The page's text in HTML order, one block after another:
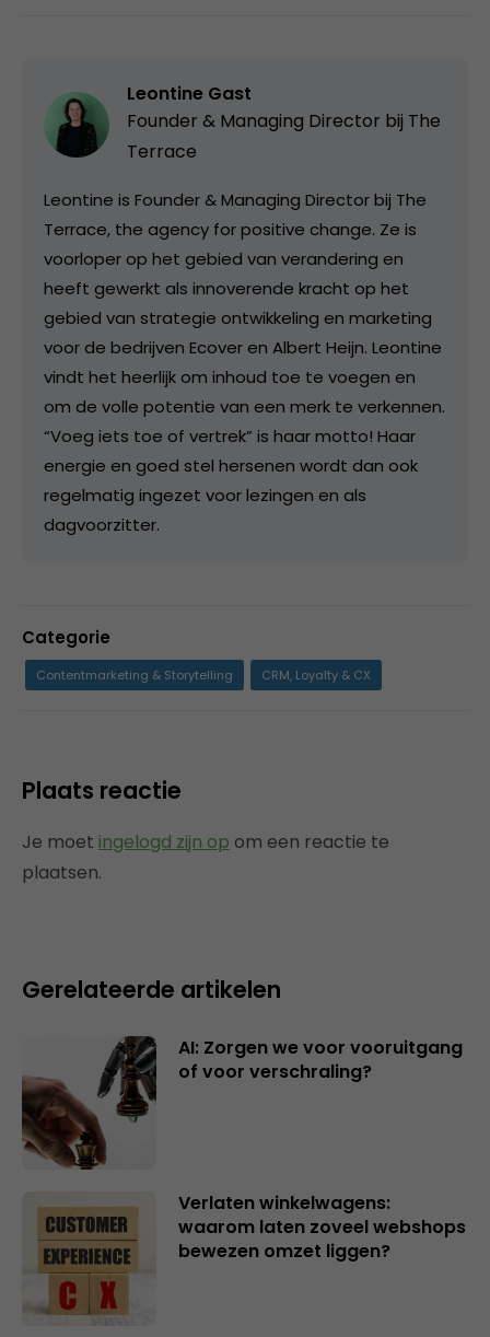
Leontine Gast
Founder & Managing Director bij The
Terrace
Leontine is Founder & Managing Director bij The
Terrace, the agency for positive change. Ze is
voorloper op het gebied van verandering en
heeft gewerkt als innoverende kracht op het
gebied van strategie ontwikkeling en marketing
voor de bedrijven Ecover en Albert Heijn. Leontine
vindt het heerlijk om inhoud toe te voegen en
om de volle potentie van een merk te verkennen.
“Voeg iets toe of vertrek” is haar motto! Haar
energie en goed stel hersenen wordt dan ook
regelmatig ingezet voor lezingen en als
dagvoorzitter.
Categorie
Contentmarketing & Storytelling CRM, Loyalty & CX
Plaats reactie
Je moet ingelogd zijn op om een reactie te
plaatsen.
Gerelateerde artikelen
AI: Zorgen we voor vooruitgang
of voor verschraling?
Verlaten winkelwagens:
waarom laten zoveel webshops
bewezen omzet liggen?